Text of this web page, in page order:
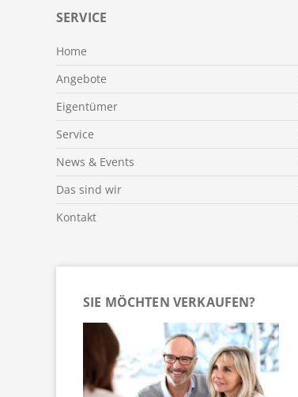
SERVICE
Home
Angebote
Eigentümer
Service
News & Events
Das sind wir
Kontakt
SIE MÖCHTEN VERKAUFEN?